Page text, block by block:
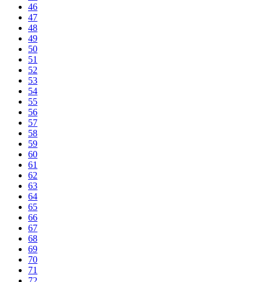
46
47
48
49
50
51
52
53
54
55
56
57
58
59
60
61
62
63
64
65
66
67
68
69
70
71